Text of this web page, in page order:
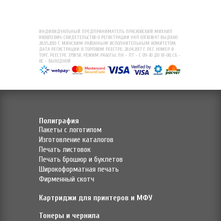
ИНДИВИДУАЛЬНЫЙ ПРЕДПРИНИМАТЕЛЬ ПРАСКОВСКИЙ МИХАИЛ
ЯКОВЛЕВИЧ. СВИДЕТЕЛЬСТВО О РЕГИСТРАЦИИ УНП 691303847 ВЫДАНО
28.05.2010 Г. МИНСКИМ РАЙОННЫМ ИСПОЛНИТЕЛЬНЫМ КОМИТЕТОМ.
ДАТА РЕГИСТРАЦИИ В ТОРГОВОМ РЕЕСТРЕ: 28.04.2017 Г. РЕГ. НОМЕР В
ТОРГ. РЕЕСТРЕ 379858. РЕЖИМ РАБОТЫ: ПН - ПТ - С 09-30 ДО 18-00; СБ -
ВС - ВЫХОДНОЙ
Полиграфия
Пакеты с логотипом
Изготовление каталогов
Печать листовок
Печать брошюр и буклетов
Широкоформатная печать
Фирменный скотч
Картриджи для принтеров и МФУ
Тонеры и чернила